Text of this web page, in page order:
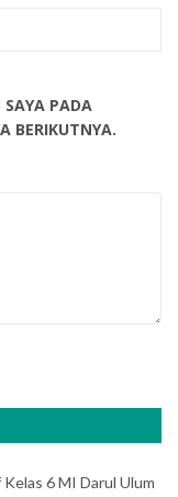
PADA
BERIKUTNYA.
6 MI Darul Ulum